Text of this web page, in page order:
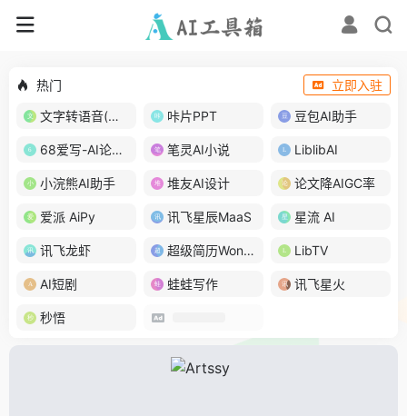
热门
立即入驻
文字转语音(琅琅配音)
咔片PPT 豆包AI助手
68爱写-AI论文写作 笔灵AI小说 LiblibAI
小浣熊AI助手 堆友AI设计 论文降AIGC率
爱派 AiPy 讯飞星辰MaaS 星流 AI
讯飞龙虾 超级简历WonderCV LibTV
AI短剧 蛙蛙写作 讯飞星火
秒悟